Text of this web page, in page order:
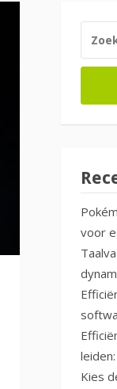
NAAR:
voor
Kies